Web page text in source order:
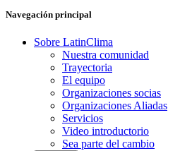
Navegación principal
Sobre LatinClima
Nuestra comunidad
Trayectoria
El equipo
Organizaciones socias
Organizaciones Aliadas
Servicios
Video introductorio
Sea parte del cambio